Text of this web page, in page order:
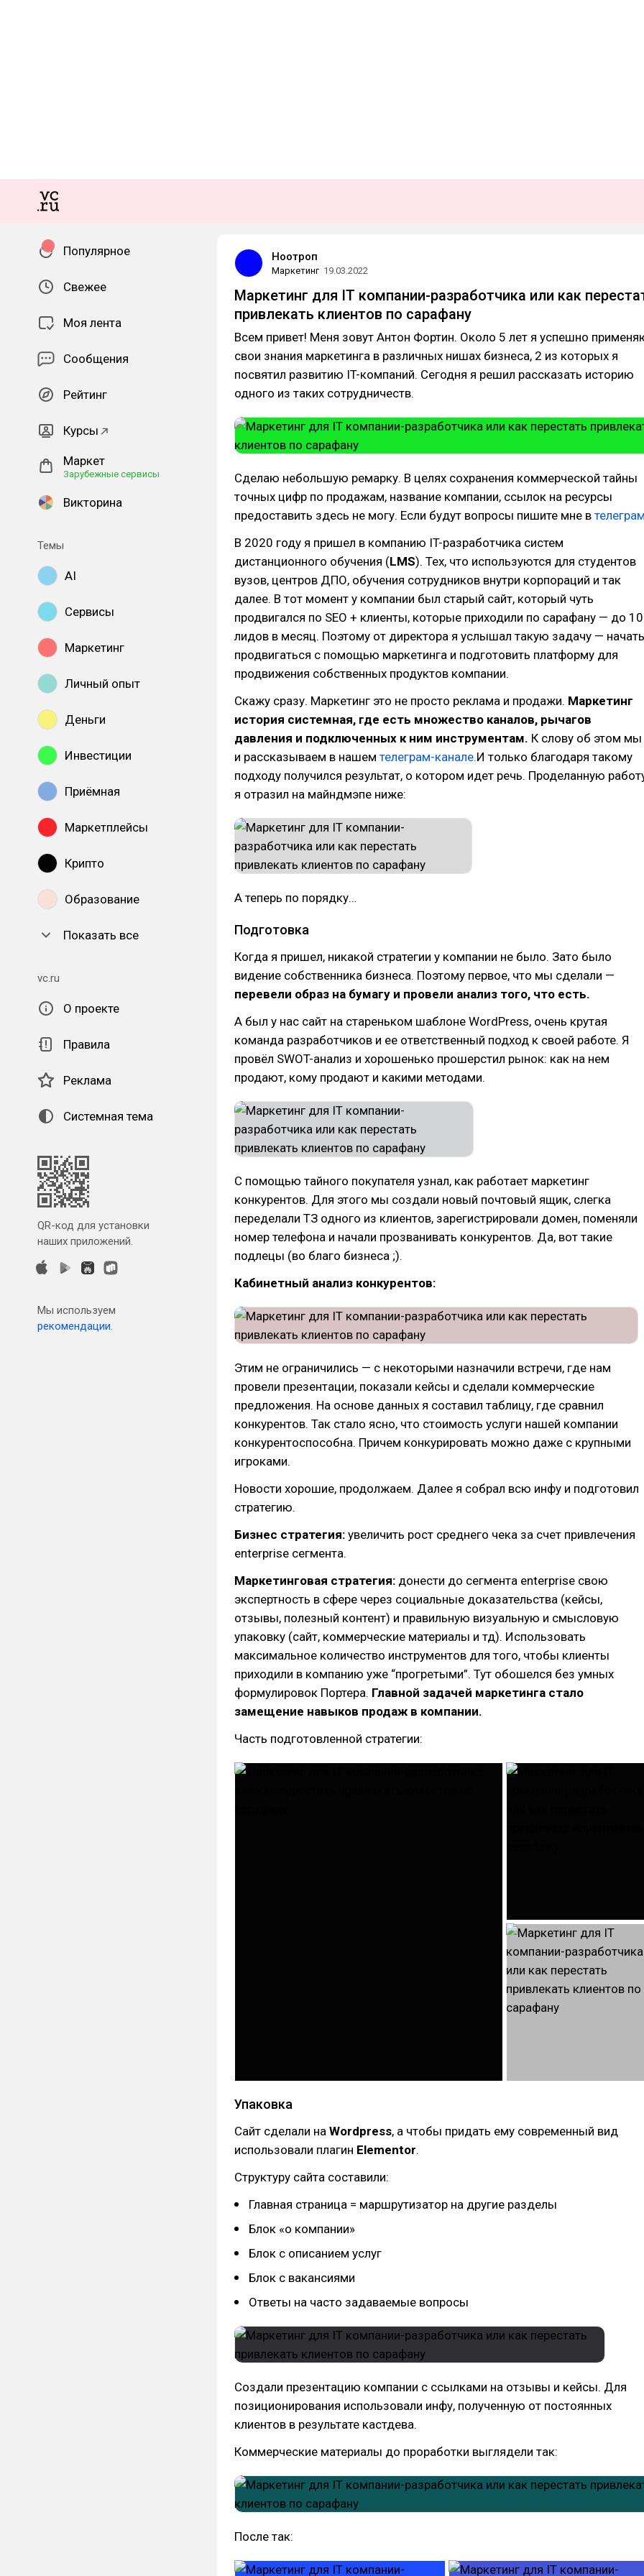
Популярное
Свежее
Моя лента
Сообщения
Рейтинг
Курсы
Маркет
Зарубежные сервисы
Викторина
Темы
AI
Сервисы
Маркетинг
Личный опыт
Деньги
Инвестиции
Приёмная
Маркетплейсы
Крипто
Образование
Показать все
vc.ru
О проекте
Правила
Реклама
Системная тема
QR-код для установки
наших приложений.
Мы используем
рекомендации.
Ноотроп
Маркетинг 19.03.2022
Маркетинг для IT компании-разработчика или как
привлекать клиентов по сарафану
Всем привет! Меня зовут Антон Фортин. Около 5 лет я успешно
свои знания маркетинга в различных нишах бизнеса, 2 из которых я
посвятил развитию IT-компаний. Сегодня я решил рассказать историю
одного из таких сотрудничеств.
Сделаю небольшую ремарку. В целях сохранения коммерческой тайны
точных цифр по продажам, название компании, ссылок на ресурсы
предоставить здесь не могу. Если будут вопросы пишите мне в
В 2020 году я пришел в компанию IT-разработчика систем
дистанционного обучения (LMS). Тех, что используются для студентов
вузов, центров ДПО, обучения сотрудников внутри корпораций и так
далее. В тот момент у компании был старый сайт, который чуть
продвигался по SEO + клиенты, которые приходили по сарафану — до 10
лидов в месяц. Поэтому от директора я услышал такую задачу — начать
продвигаться с помощью маркетинга и подготовить платформу для
продвижения собственных продуктов компании.
Скажу сразу. Маркетинг это не просто реклама и продажи. Маркетинг
история системная, где есть множество каналов, рычагов
давления и подключенных к ним инструментам. К слову об этом мы
и рассказываем в нашем телеграм-канале.И только благодаря такому
подходу получился результат, о котором идет речь. Проделанную
я отразил на майндмэпе ниже:
А теперь по порядку…
Подготовка
Когда я пришел, никакой стратегии у компании не было. Зато было
видение собственника бизнеса. Поэтому первое, что мы сделали —
перевели образ на бумагу и провели анализ того, что есть.
А был у нас сайт на стареньком шаблоне WordPress, очень крутая
команда разработчиков и ее ответственный подход к своей работе. Я
провёл SWOT-анализ и хорошенько прошерстил рынок: как на нем
продают, кому продают и какими методами.
С помощью тайного покупателя узнал, как работает маркетинг
конкурентов. Для этого мы создали новый почтовый ящик, слегка
переделали ТЗ одного из клиентов, зарегистрировали домен, поменяли
номер телефона и начали прозванивать конкурентов. Да, вот такие
подлецы (во благо бизнеса ;).
Кабинетный анализ конкурентов:
Этим не ограничились — с некоторыми назначили встречи, где нам
провели презентации, показали кейсы и сделали коммерческие
предложения. На основе данных я составил таблицу, где сравнил
конкурентов. Так стало ясно, что стоимость услуги нашей компании
конкурентоспособна. Причем конкурировать можно даже с крупными
игроками.
Новости хорошие, продолжаем. Далее я собрал всю инфу и подготовил
стратегию.
Бизнес стратегия: увеличить рост среднего чека за счет привлечения
enterprise сегмента.
Маркетинговая стратегия: донести до сегмента enterprise свою
экспертность в сфере через социальные доказательства (кейсы,
отзывы, полезный контент) и правильную визуальную и смысловую
упаковку (сайт, коммерческие материалы и тд). Использовать
максимальное количество инструментов для того, чтобы клиенты
приходили в компанию уже “прогретыми”. Тут обошелся без умных
формулировок Портера. Главной задачей маркетинга стало
замещение навыков продаж в компании.
Часть подготовленной стратегии:
Упаковка
Сайт сделали на Wordpress, а чтобы придать ему современный вид
использовали плагин Elementor.
Структуру сайта составили:
Главная страница = маршрутизатор на другие разделы
Блок «о компании»
Блок с описанием услуг
Блок с вакансиями
Ответы на часто задаваемые вопросы
Создали презентацию компании с ссылками на отзывы и кейсы. Для
позиционирования использовали инфу, полученную от постоянных
клиентов в результате кастдева.
Коммерческие материалы до проработки выглядели так:
После так: